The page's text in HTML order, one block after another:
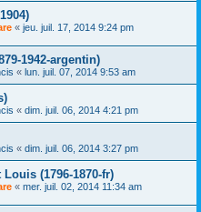
« jeu. juil. 17, 2014 9:24 pm
1942-argentin)
« lun. juil. 07, 2014 9:53 am
« dim. juil. 06, 2014 4:21 pm
« dim. juil. 06, 2014 3:27 pm
(1796-1870-fr)
« mer. juil. 02, 2014 11:34 am